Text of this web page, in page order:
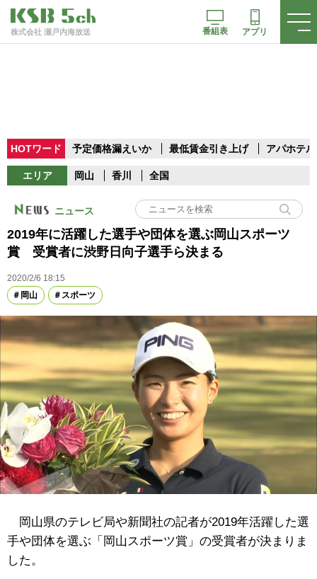
株式会社 瀬戸内海放送 番組表 アプリ
HOTワード 予定価格漏えいか 最低賃金引き上げ アパホテル
エリア 岡山 香川 全国
ニュース
2019年に活躍した選手や団体を選ぶ岡山スポーツ
賞 受賞者に渋野日向子選手ら決まる
2020/2/6 18:15
岡山
スポーツ
岡山県のテレビ局や新聞社の記者が2019年活躍した選
手や団体を選ぶ「岡山スポーツ賞」の受賞者が決まりま
した。